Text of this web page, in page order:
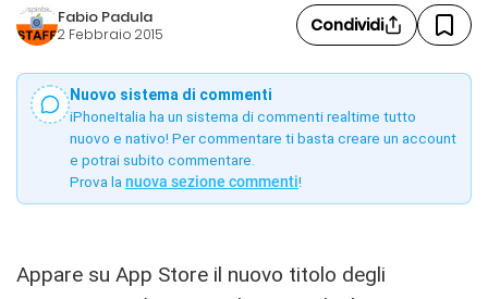
Fabio Padula
2 Febbraio 2015 Condividi
Nuovo sistema di commenti
iPhoneItalia ha un sistema di commenti realtime tutto
nuovo e nativo! Per commentare ti basta creare un account
e potrai subito commentare.
Prova la nuova sezione commenti!
Appare su App Store il nuovo titolo degli